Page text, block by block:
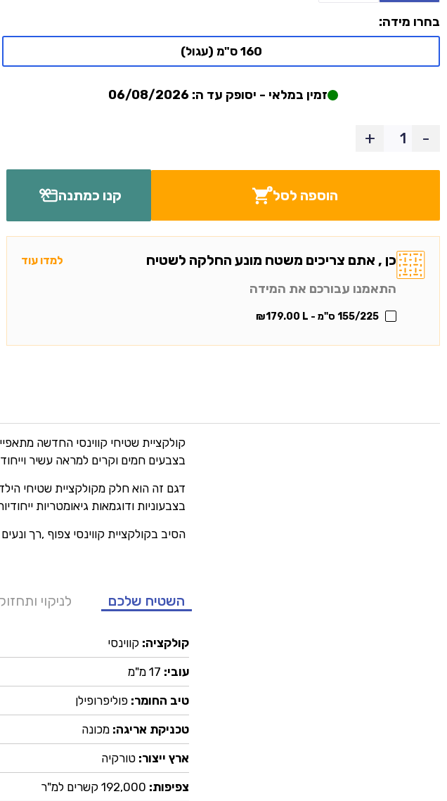
בחרו מידה:
160 ס"מ (עגול)
זמין במלאי - יסופק עד ה: 06/08/2026
-
+
קנו כמתנה הוספה לסל
כן , אתם צריכים משטח מונע החלקה לשטיח למדו עוד
התאמנו עבורכם את המידה
155/225 ס"מ - L ₪179.00
קולקציית שטיחי קווינסי החדשה
בצבעים חמים וקרים למראה עשיר
דגם זה הוא חלק מקולקציית שטיחי
בצבעוניות ודוגמאות גיאומטריות
הסיב בקולקציית קווינסי צפוף ,רך
השטיח שלכם לניקוי
קולקציה: קווינסי
עובי: 17 מ"מ
טיב החומר: פוליפרופילן
טכניקת אריגה: מכונה
ארץ ייצור: טורקיה
צפיפות: 192,000 קשרים למ"ר